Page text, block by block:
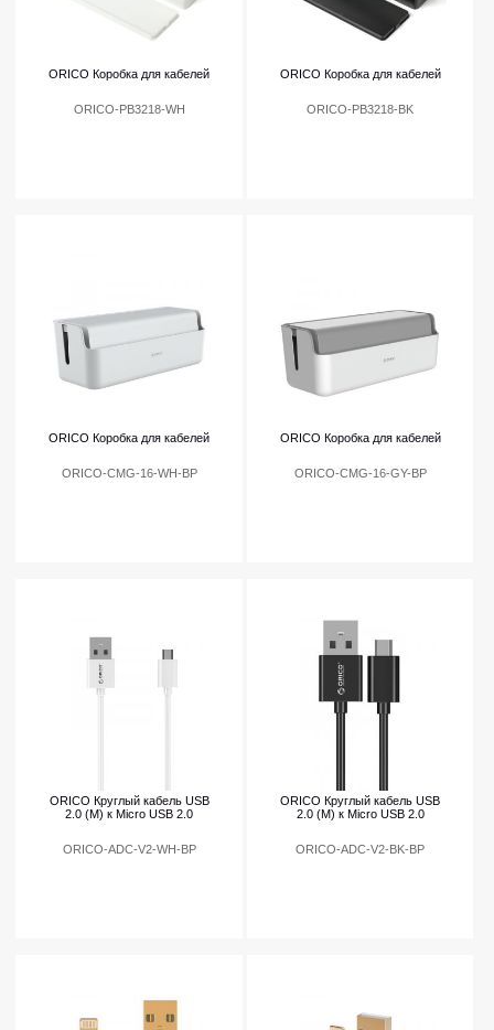
ORICO Коробка для кабелей
ORICO-PB3218-WH
ORICO Коробка для кабелей
ORICO-PB3218-BK
ORICO Коробка для кабелей
ORICO-CMG-16-WH-BP
ORICO Коробка для кабелей
ORICO-CMG-16-GY-BP
ORICO Круглый кабель USB
2.0 (М) к Micro USB 2.0
ORICO-ADC-V2-WH-BP
ORICO Круглый кабель USB
2.0 (М) к Micro USB 2.0
ORICO-ADC-V2-BK-BP